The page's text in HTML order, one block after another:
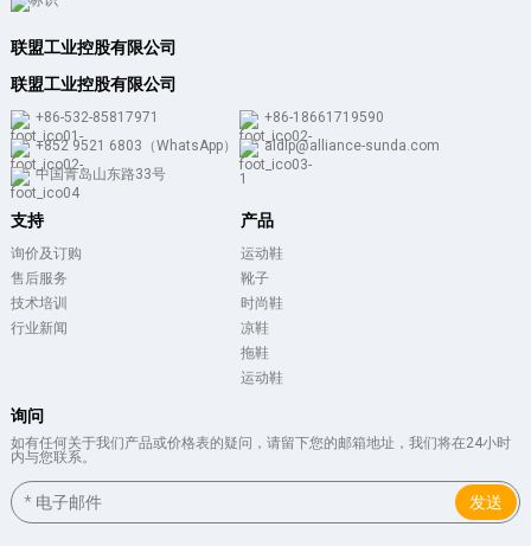
联盟工业控股有限公司
联盟工业控股有限公司
+86-532-85817971
+86-18661719590
+852 9521 6803（WhatsApp）
aldlp@alliance-sunda.com
中国青岛山东路33号
支持
询价及订购
售后服务
技术培训
行业新闻
产品
运动鞋
靴子
时尚鞋
凉鞋
拖鞋
运动鞋
询问
如有任何关于我们产品或价格表的疑问，请留下您的邮箱地址，我们将在24小时
内与您联系。
发送